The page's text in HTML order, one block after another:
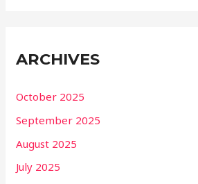
ARCHIVES
October 2025
September 2025
August 2025
July 2025